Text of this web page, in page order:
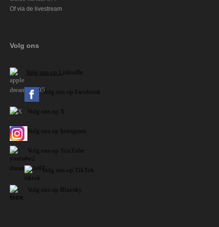
Of via de livestream
Volg ons
Volg ons op L inkedIn
Volg ons op Facebook
Volg ons op X
Volg ons op Instagram
Volg ons op YouTube
Volg ons op TikTok
Volg ons op Bluesky